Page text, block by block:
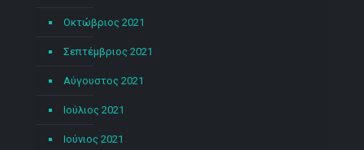
Οκτώβριος 2021
Σεπτέμβριος 2021
Αύγουστος 2021
Ιούλιος 2021
Ιούνιος 2021